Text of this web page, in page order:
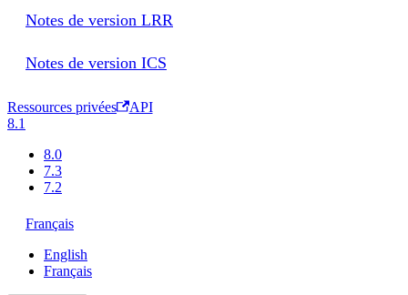
Notes de version LRR
Notes de version ICS
Ressources privées
API
8.1
8.0
7.3
7.2
Français
English
Français